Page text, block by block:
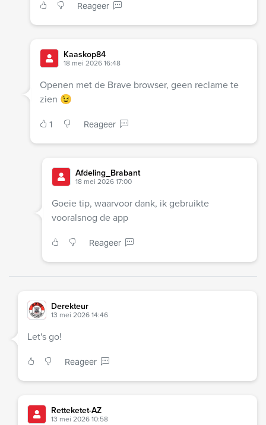
Reageer
Kaaskop84
18 mei 2026 16:48
Openen met de Brave browser, geen reclame te
zien 😉
1 Reageer
Afdeling_Brabant
18 mei 2026 17:00
Goeie tip, waarvoor dank, ik gebruikte
vooralsnog de app
Reageer
Derekteur
13 mei 2026 14:46
Let's go!
Reageer
Retteketet-AZ
13 mei 2026 10:58